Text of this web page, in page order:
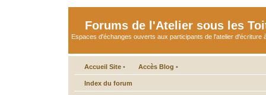
Forums de l'Atelier sous les
Espaces d'échanges ouverts aux participants de l'atelier d'écriture
Accueil Site • Accès Blog •
Index du forum